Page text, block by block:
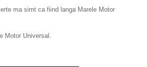
ma simt ca fiind langa Marele Motor
Motor Universal.